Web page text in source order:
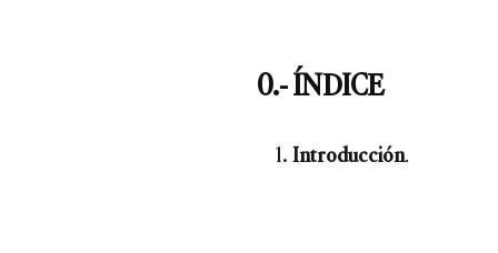
0.- ÍNDICE
Introducción.